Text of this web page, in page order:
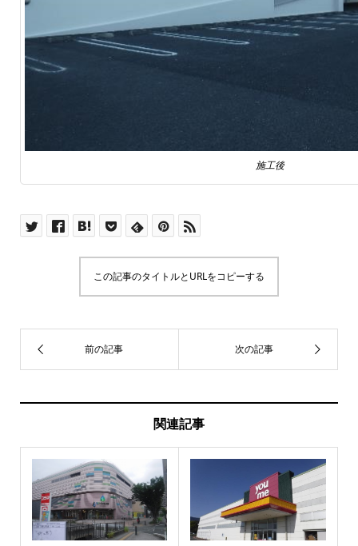
施工後
この記事のタイトルとURLをコピーする
関連記事